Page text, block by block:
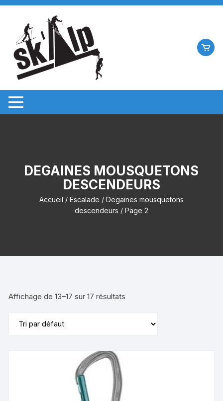
Aller
contenu
DEGAINES MOUSQUETONS
DESCENDEURS
Accueil / Escalade / Degaines mousquetons
descendeurs / Page 2
Affichage de 13–17 sur 17 résultats